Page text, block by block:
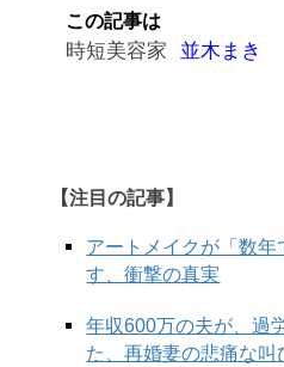
この記事は
時短美容家 並木まき
【注目の記事】
アートメイクが「数
す、衝撃の真実
年収600万の夫が、過
た、再婚妻の悲痛な叫